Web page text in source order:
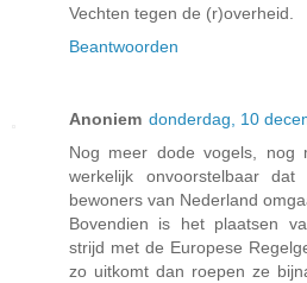
Vechten tegen de (r)overheid.
Beantwoorden
Anoniem donderdag, 10
Nog meer dode vogels, nog
werkelijk onvoorstelbaar
bewoners van Nederland
Bovendien is het plaatsen
strijd met de Europese
zo uitkomt dan roepen ze